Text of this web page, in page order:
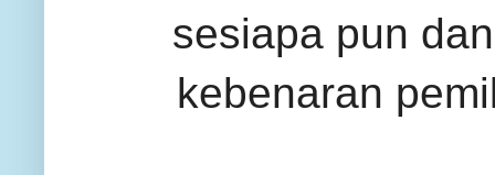
sesiapa pun
kebenaran